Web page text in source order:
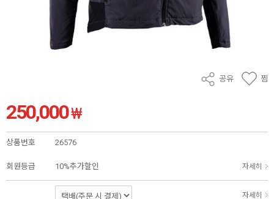
공유 찜
250,000₩
상품번호 26576
회원등급 10%추가할인 자세히
자세히